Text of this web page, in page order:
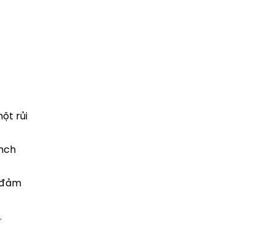
rủi